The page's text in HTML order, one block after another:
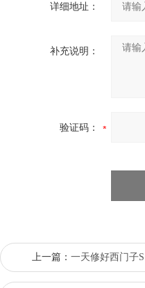
详细地址：
补充说明：
验证码：
上一篇： 一天修好西门子